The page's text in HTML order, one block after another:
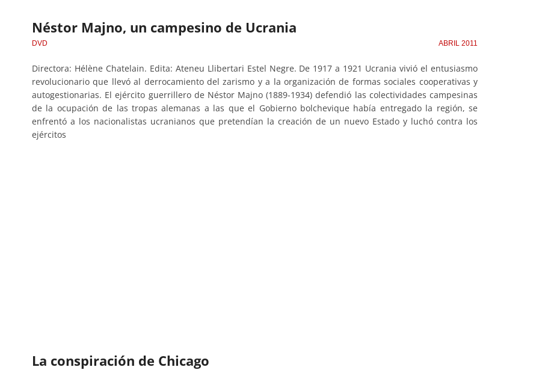
Néstor Majno, un campesino de Ucrania
DVD ABRIL 2011
Directora: Hélène Chatelain. Edita: Ateneu Llibertari Estel Negre. De 1917 a 1921 Ucrania vivió el entusiasmo
revolucionario que llevó al derrocamiento del zarismo y a la organización de formas sociales cooperativas y
autogestionarias. El ejército guerrillero de Néstor Majno (1889-1934) defendió las colectividades campesinas
de la ocupación de las tropas alemanas a las que el Gobierno bolchevique había entregado la región, se
enfrentó a los nacionalistas ucranianos que pretendían la creación de un nuevo Estado y luchó contra los
ejércitos
La conspiración de Chicago